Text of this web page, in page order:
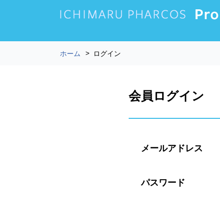
ホーム ログイン
会員ログイン
メールアドレス
パスワード